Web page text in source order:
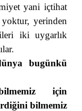
yani içtihat
yoktur, yerinden
iki uygarlık
bugünkü
için
bilmemiz